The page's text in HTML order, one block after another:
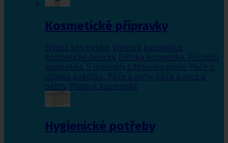
Kosmetické přípravky
Tělová kosmetika, Vlasová kosmetika,
Kosmetické balíčky, Dětská kosmetika, Přírodní
kosmetika, S minerály z Mrtvého moře, Péče o
citlivou pokožku, Péče o nohy, Péče o ruce a
nehty, Pleťová kosmetika
Hygienické potřeby